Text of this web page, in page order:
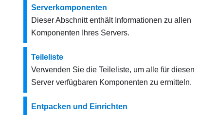
Serverkomponenten
Dieser Abschnitt enthält Informationen zu allen
Komponenten Ihres Servers.
Teileliste
Verwenden Sie die Teileliste, um alle für diesen
Server verfügbaren Komponenten zu ermitteln.
Entpacken und Einrichten